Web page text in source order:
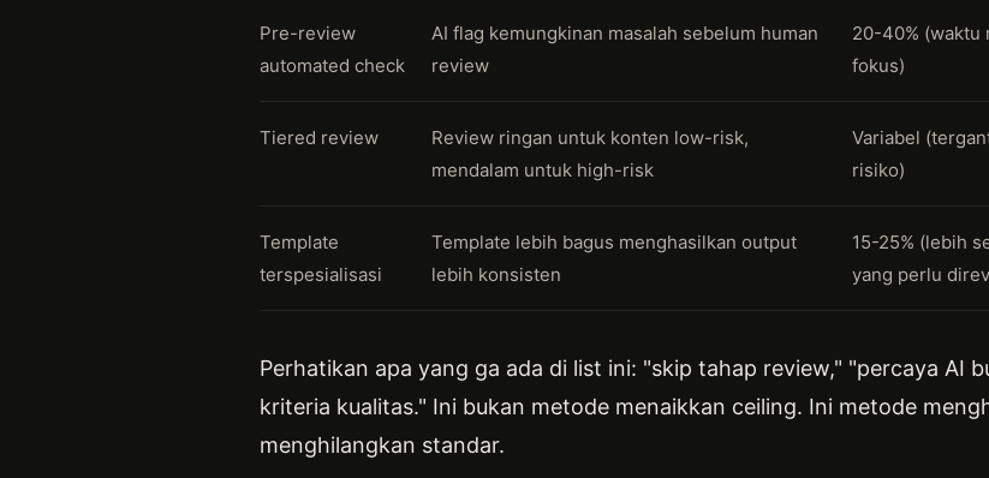
Pre-review
automated check
AI flag kemungkinan masalah sebelum human
review
20-40% (waktu
fokus)
Tiered review
Review ringan untuk konten low-risk,
mendalam untuk high-risk
Variabel
risiko)
Template
terspesialisasi
Template lebih bagus menghasilkan output
lebih konsisten
15-25% (lebih
yang perlu
Perhatikan apa yang ga ada di list ini: "skip tahap review," "percaya AI
kriteria kualitas." Ini bukan metode menaikkan ceiling. Ini metode
menghilangkan standar.